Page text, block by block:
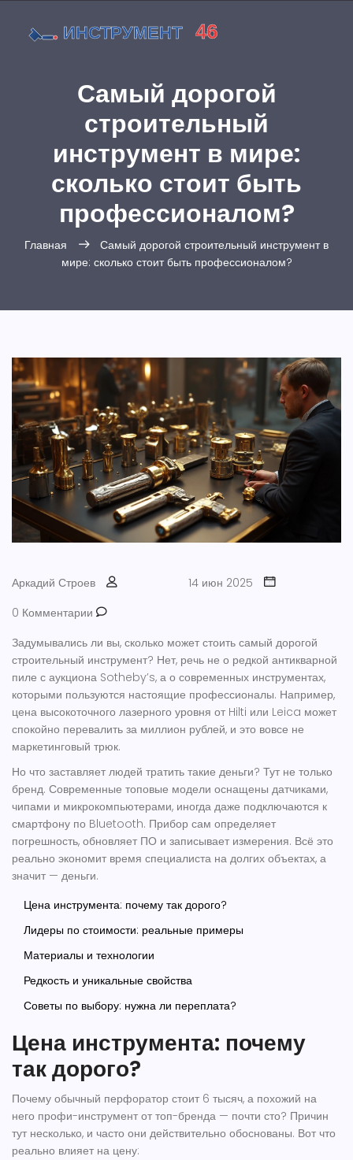
Самый дорогой
строительный
инструмент в мире:
сколько стоит быть
профессионалом?
Главная
Самый дорогой строительный инструмент в
мире: сколько стоит быть профессионалом?
Аркадий Строев
14 июн 2025
0 Комментарии
Задумывались ли вы, сколько может стоить самый дорогой
строительный инструмент? Нет, речь не о редкой антикварной
пиле с аукциона Sotheby’s, а о современных инструментах,
которыми пользуются настоящие профессионалы. Например,
цена высокоточного лазерного уровня от Hilti или Leica может
спокойно перевалить за миллион рублей, и это вовсе не
маркетинговый трюк.
Но что заставляет людей тратить такие деньги? Тут не только
бренд. Современные топовые модели оснащены датчиками,
чипами и микрокомпьютерами, иногда даже подключаются к
смартфону по Bluetooth. Прибор сам определяет
погрешность, обновляет ПО и записывает измерения. Всё это
реально экономит время специалиста на долгих объектах, а
значит — деньги.
Цена инструмента: почему так дорого?
Лидеры по стоимости: реальные примеры
Материалы и технологии
Редкость и уникальные свойства
Советы по выбору: нужна ли переплата?
Цена инструмента: почему
так дорого?
Почему обычный перфоратор стоит 6 тысяч, а похожий на
него профи-инструмент от топ-бренда — почти сто? Причин
тут несколько, и часто они действительно обоснованы. Вот что
реально влияет на цену: